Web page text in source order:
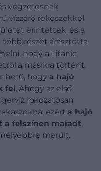
végzetesnek
vízzáró rekeszekkel
érintettek, és a
részét árasztotta
hogy a Titanic
a másikra történt.
hogy a hajó
fel. Ahogy az első
fokozatosan
ezért a hajó
a felszínen maradt,
merült.